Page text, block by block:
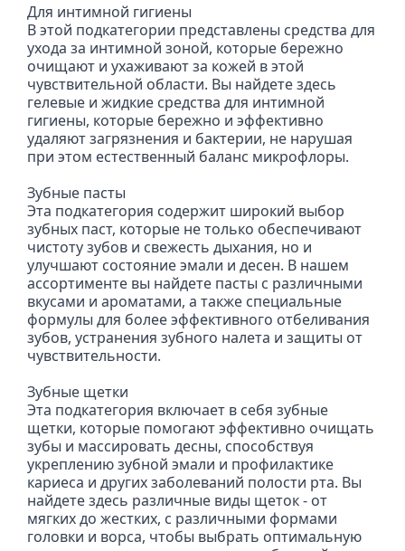
Для интимной гигиены
В этой подкатегории представлены средства для
ухода за интимной зоной, которые бережно
очищают и ухаживают за кожей в этой
чувствительной области. Вы найдете здесь
гелевые и жидкие средства для интимной
гигиены, которые бережно и эффективно
удаляют загрязнения и бактерии, не нарушая
при этом естественный баланс микрофлоры.
Зубные пасты
Эта подкатегория содержит широкий выбор
зубных паст, которые не только обеспечивают
чистоту зубов и свежесть дыхания, но и
улучшают состояние эмали и десен. В нашем
ассортименте вы найдете пасты с различными
вкусами и ароматами, а также специальные
формулы для более эффективного отбеливания
зубов, устранения зубного налета и защиты от
чувствительности.
Зубные щетки
Эта подкатегория включает в себя зубные
щетки, которые помогают эффективно очищать
зубы и массировать десны, способствуя
укреплению зубной эмали и профилактике
кариеса и других заболеваний полости рта. Вы
найдете здесь различные виды щеток - от
мягких до жестких, с различными формами
головки и ворса, чтобы выбрать оптимальную